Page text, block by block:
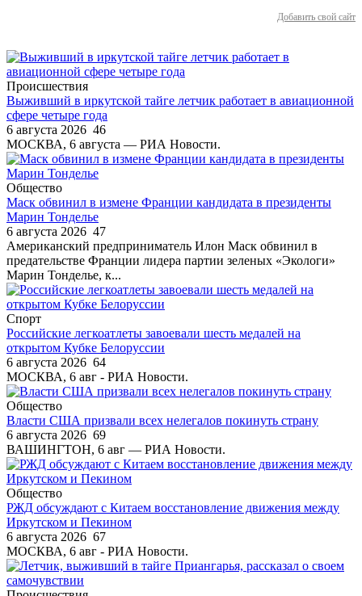
Добавить свой сайт
Происшествия
Выживший в иркутской тайге летчик работает в авиационной
сфере четыре года
6 августа 2026 46
МОСКВА, 6 августа — РИА Новости.
Общество
Маск обвинил в измене Франции кандидата в президенты
Марин Тонделье
6 августа 2026 47
Американский предприниматель Илон Маск обвинил в
предательстве Франции лидера партии зеленых «Экологи»
Марин Тонделье, к...
Спорт
Российские легкоатлеты завоевали шесть медалей на
открытом Кубке Белоруссии
6 августа 2026 64
МОСКВА, 6 авг - РИА Новости.
Общество
Власти США призвали всех нелегалов покинуть страну
6 августа 2026 69
ВАШИНГТОН, 6 авг — РИА Новости.
Общество
РЖД обсуждают с Китаем восстановление движения между
Иркутском и Пекином
6 августа 2026 67
МОСКВА, 6 авг - РИА Новости.